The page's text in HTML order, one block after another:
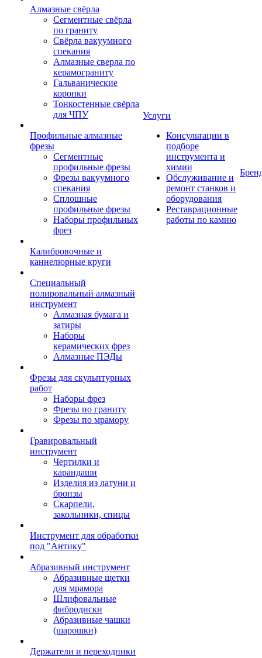
Алмазные свёрла
Сегментные свёрла
по граниту
Свёрла вакуумного
спекания
Алмазные сверла по
керамограниту
Гальванические
коронки
Тонкостенные свёрла
для ЧПУ
Профильные алмазные
фрезы
Сегментные
профильные фрезы
Фрезы вакуумного
спекания
Сплошные
профильные фрезы
Наборы профильных
фрез
Калибровочные и
каннелюрные круги
Специальный
полировальный алмазный
инструмент
Алмазная бумага и
затиры
Наборы
керамических фрез
Алмазные ПЭДы
Фрезы для скульптурных
работ
Наборы фрез
Фрезы по граниту
Фрезы по мрамору
Гравировальный
инструмент
Чертилки и
карандаши
Изделия из латуни и
бронзы
Скарпели,
закольники, спицы
Инструмент для обработки
под "Антику"
Абразивный инструмент
Абразивные щетки
для мрамора
Шлифовальные
фибродиски
Абразивные чашки
(шарошки)
Держатели и переходники
Услуги
Консультации в
подборе
инструмента и
химии
Обслуживание и
ремонт станков и
оборудования
Реставрационные
работы по камню